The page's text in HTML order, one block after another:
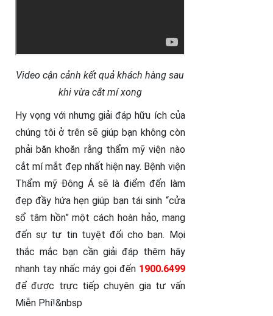
Video cận cảnh kết quả khách hàng sau
khi vừa cắt mí xong
Hy vọng với nhưng giải đáp hữu ích của
chúng tôi ở trên sẽ giúp bạn không còn
phải băn khoăn rằng thẩm mỹ viện nào
cắt mí mắt đẹp nhất hiện nay. Bệnh viện
Thẩm mỹ Đông Á sẽ là điểm đến làm
đẹp đầy hứa hẹn giúp bạn tái sinh “cửa
sổ tâm hồn” một cách hoàn hảo, mang
đến sự tự tin tuyệt đối cho bạn. Mọi
thắc mắc bạn cần giải đáp thêm hãy
nhanh tay nhấc máy gọi đến 1900.6499
để được trực tiếp chuyên gia tư vấn
Miễn Phí!&nbsp